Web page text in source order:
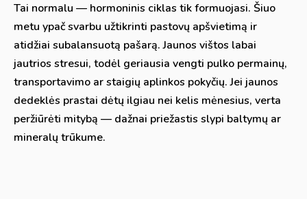
Tai normalu — hormoninis ciklas tik formuojasi. Šiuo
metu ypač svarbu užtikrinti pastovų apšvietimą ir
atidžiai subalansuotą pašarą. Jaunos vištos labai
jautrios stresui, todėl geriausia vengti pulko permainų,
transportavimo ar staigių aplinkos pokyčių. Jei jaunos
dedeklės prastai dėtų ilgiau nei kelis mėnesius, verta
peržiūrėti mitybą — dažnai priežastis slypi baltymų ar
mineralų trūkume.